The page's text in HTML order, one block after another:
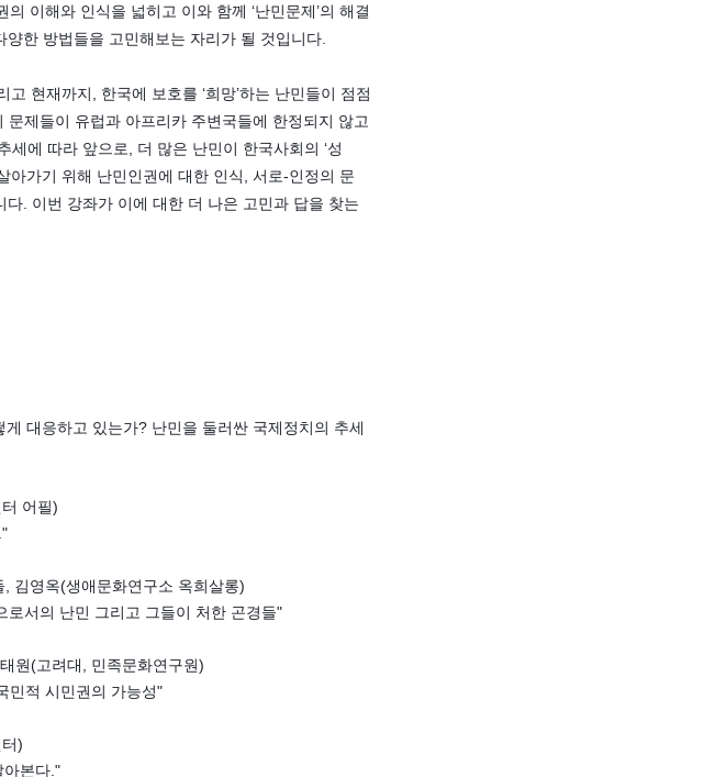
이해와 인식을 넓히고 이와 함께 ‘난민문제’의 해결
한 방법들을 고민해보는 자리가 될 것입니다.
현재까지, 한국에 보호를 ‘희망’하는 난민들이 점점
제들이 유럽과 아프리카 주변국들에 한정되지 않고
에 따라 앞으로, 더 많은 난민이 한국사회의 ‘성
아가기 위해 난민인권에 대한 인식, 서로-인정의 문
. 이번 강좌가 이에 대한 더 나은 고민과 답을 찾는
대응하고 있는가? 난민을 둘러싼 국제정치의 추세
어필)
김영옥(생애문화연구소 옥희살롱)
서의 난민 그리고 그들이 처한 곤경들"
원(고려대, 민족문화연구원)
민적 시민권의 가능성"
)
아본다."